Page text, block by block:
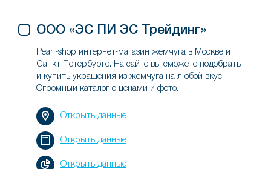
ООО «ЭС ПИ ЭС Трейдинг»
Pearl-shop интернет-магазин жемчуга в Москве и
Санкт-Петербурге. На сайте вы сможете подобрать
и купить украшения из жемчуга на любой вкус.
Огромный каталог с ценами и фото.
Открыть данные
Открыть данные
Открыть данные